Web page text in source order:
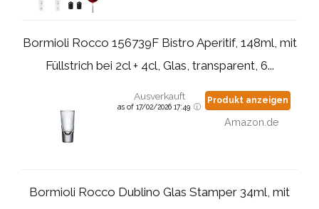
Bormioli Rocco 156739F Bistro Aperitif, 148ml, mit
Füllstrich bei 2cl + 4cl, Glas, transparent, 6...
Ausverkauft
as of 17/02/2026 17:49
Produkt anzeigen
Amazon.de
Bormioli Rocco Dublino Glas Stamper 34ml, mit